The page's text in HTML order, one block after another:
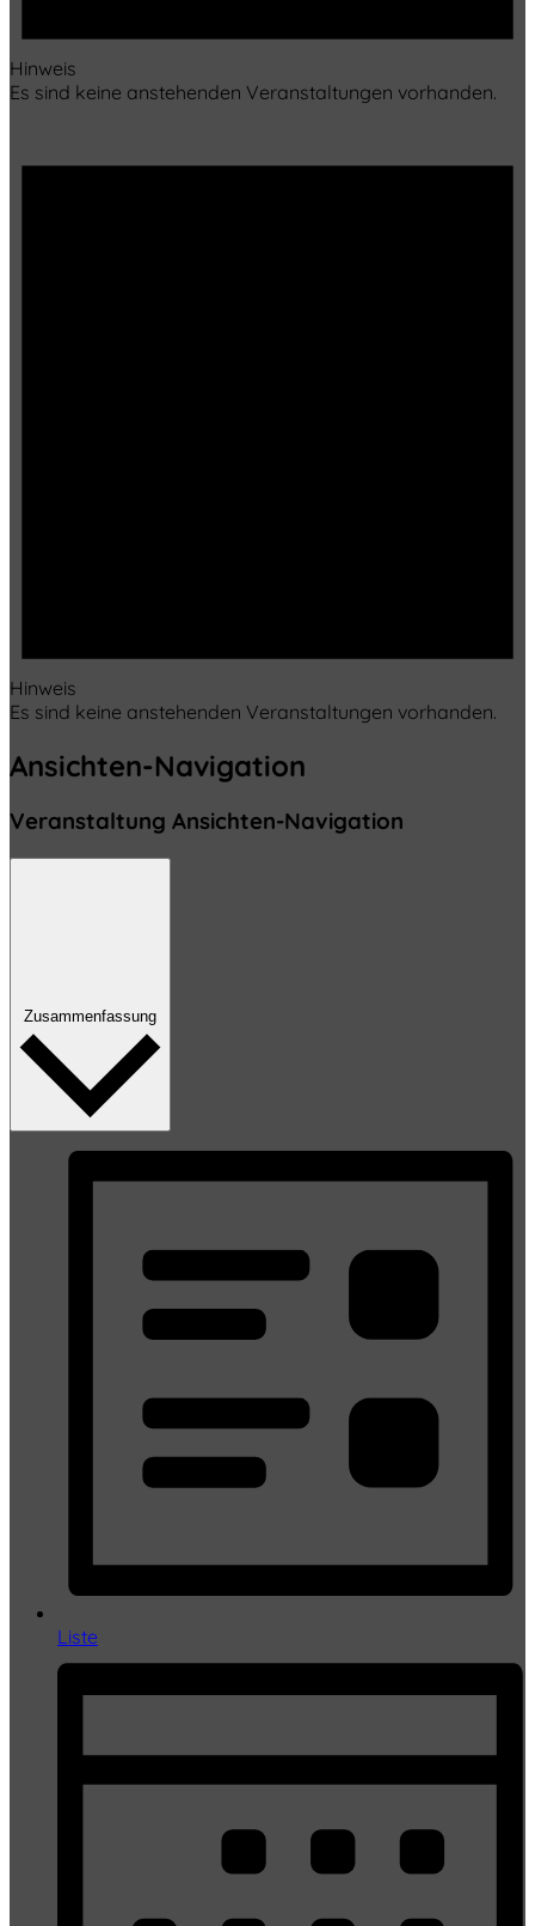
Hinweis
Es sind keine anstehenden Veranstaltungen vorhanden.
Hinweis
Es sind keine anstehenden Veranstaltungen vorhanden.
Ansichten-Navigation
Veranstaltung Ansichten-Navigation
Zusammenfassung
Liste